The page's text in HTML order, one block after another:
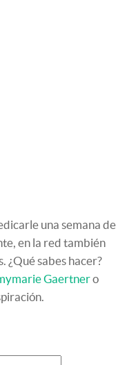
una semana de
en la red también
¿Qué sabes hacer?
Gaertnero